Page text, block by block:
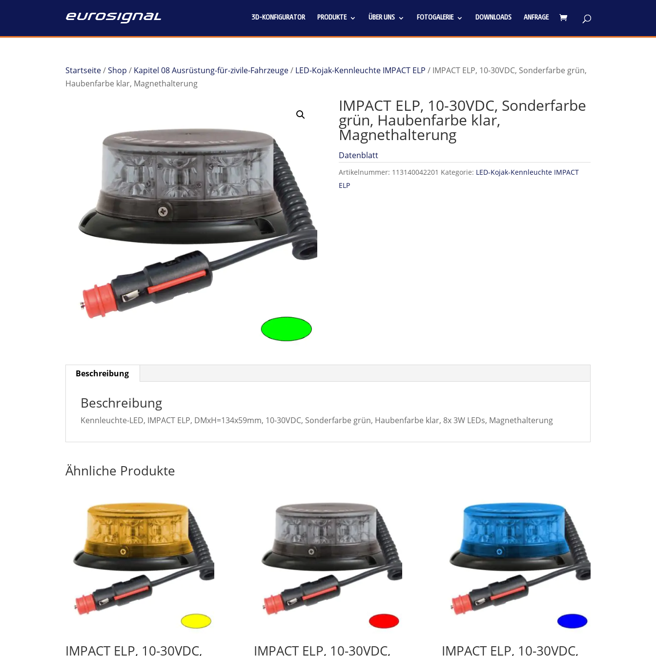
3D-KONFIGURATOR PRODUKTE ÜBER UNS FOTOGALERIE DOWNLOADS ANFRAGE
Startseite/Shop / Kapitel 08 Ausrüstung-für-zivile-Fahrzeuge/ LED-Kojak-Kennleuchte IMPACT ELP / IMPACT ELP, 10-30VDC, Sonderfarbe grün,
Haubenfarbe klar, Magnethalterung
IMPACT ELP, 10-30VDC, Sonderfarbe
grün, Haubenfarbe klar,
Magnethalterung
Datenblatt
Artikelnummer: 113140042201 Kategorie: LED-Kojak-Kennleuchte IMPACT
ELP
Beschreibung
Beschreibung
Kennleuchte-LED, IMPACT ELP, DMxH=134x59mm, 10-30VDC, Sonderfarbe grün, Haubenfarbe klar, 8x 3W LEDs, Magnethalterung
Ähnliche Produkte
IMPACT ELP, 10-30VDC, IMPACT ELP, 10-30VDC, IMPACT ELP, 10-30VDC,